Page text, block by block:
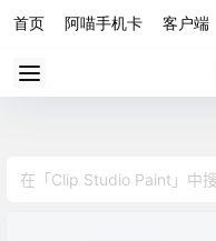
首页 阿喵手机卡 客户端